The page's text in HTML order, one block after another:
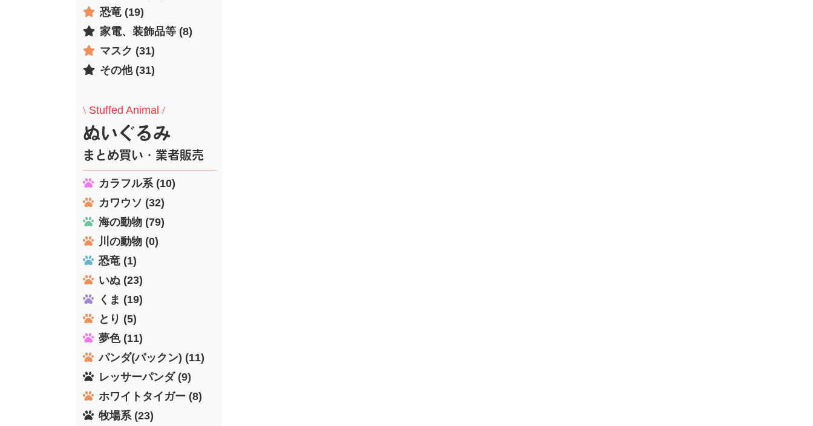
恐竜 (19)
家電、装飾品等 (8)
マスク (31)
その他 (31)
\ Stuffed Animal /
ぬいぐるみ
まとめ買い・業者販売
カラフル系 (10)
カワウソ (32)
海の動物 (79)
川の動物 (0)
恐竜 (1)
いぬ (23)
くま (19)
とり (5)
夢色 (11)
パンダ(パックン) (11)
レッサーパンダ (9)
ホワイトタイガー (8)
牧場系 (23)